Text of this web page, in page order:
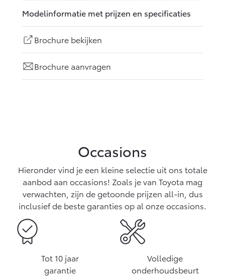
Modelinformatie met prijzen en specificaties
Brochure bekijken
Brochure aanvragen
Occasions
Hieronder vind je een kleine selectie uit ons totale
aanbod aan occasions! Zoals je van Toyota mag
verwachten, zijn de getoonde prijzen all-in, dus
inclusief de beste garanties op al onze occasions.
Tot 10 jaar
garantie
Volledige
onderhoudsbeurt